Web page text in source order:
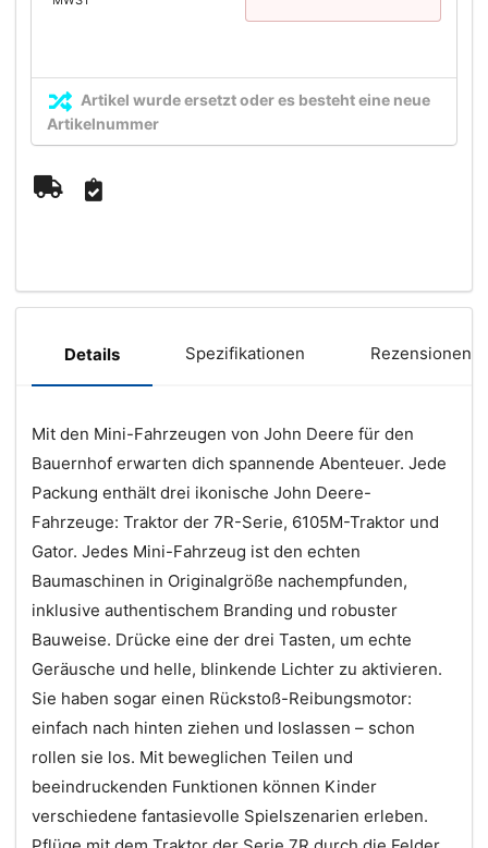
Artikel wurde ersetzt oder es besteht eine neue
Artikelnummer
Details Spezifikationen Rezensionen
Mit den Mini-Fahrzeugen von John Deere für den
Bauernhof erwarten dich spannende Abenteuer. Jede
Packung enthält drei ikonische John Deere-
Fahrzeuge: Traktor der 7R-Serie, 6105M-Traktor und
Gator. Jedes Mini-Fahrzeug ist den echten
Baumaschinen in Originalgröße nachempfunden,
inklusive authentischem Branding und robuster
Bauweise. Drücke eine der drei Tasten, um echte
Geräusche und helle, blinkende Lichter zu aktivieren.
Sie haben sogar einen Rückstoß-Reibungsmotor:
einfach nach hinten ziehen und loslassen – schon
rollen sie los. Mit beweglichen Teilen und
beeindruckenden Funktionen können Kinder
verschiedene fantasievolle Spielszenarien erleben.